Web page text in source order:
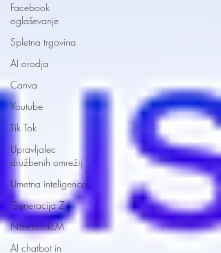
Facebook
oglaševanje
Spletna trgovina
AI orodja
Canva
Youtube
Tik Tok
Upravljalec
družbenih omrežij
Umetna inteligenca
Generacija Z
NotebookLM
AI chatbot in